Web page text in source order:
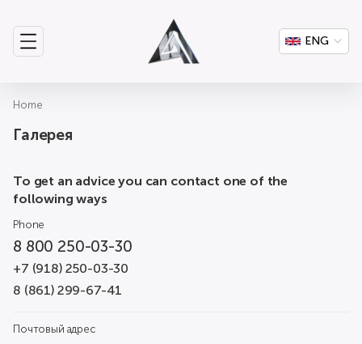
ENG
Home
Галерея
To get an advice you can contact one of the
following ways
Phone
8 800 250-03-30
+7 (918) 250-03-30
8 (861) 299-67-41
Почтовый адрес